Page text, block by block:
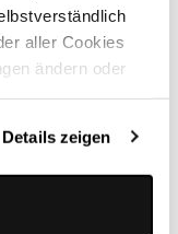
aller Cookies
ändern oder
Details zeigen